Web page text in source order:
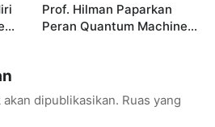
Prof. Hilman Paparkan
Peran Quantum Machine
dipublikasikan. Ruas yang